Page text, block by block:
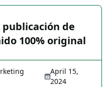
de
100% original
April 15,
2024